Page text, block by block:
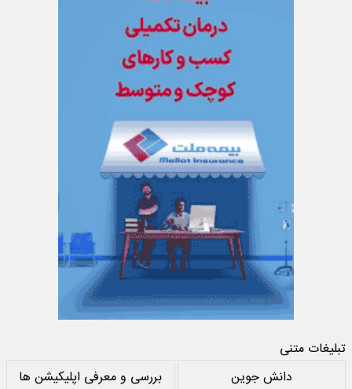
تبلیغات متنی
دانش جوین
بررسی و معرفی اپلیکیشن ها